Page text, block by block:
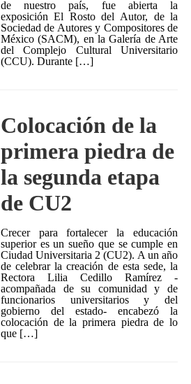
de nuestro país, fue abierta la
exposición El Rosto del Autor, de la
Sociedad de Autores y Compositores de
México (SACM), en la Galería de Arte
del Complejo Cultural Universitario
(CCU). Durante […]
Colocación de la
primera piedra de
la segunda etapa
de CU2
Crecer para fortalecer la educación
superior es un sueño que se cumple en
Ciudad Universitaria 2 (CU2). A un año
de celebrar la creación de esta sede, la
Rectora Lilia Cedillo Ramírez -
acompañada de su comunidad y de
funcionarios universitarios y del
gobierno del estado- encabezó la
colocación de la primera piedra de lo
que […]